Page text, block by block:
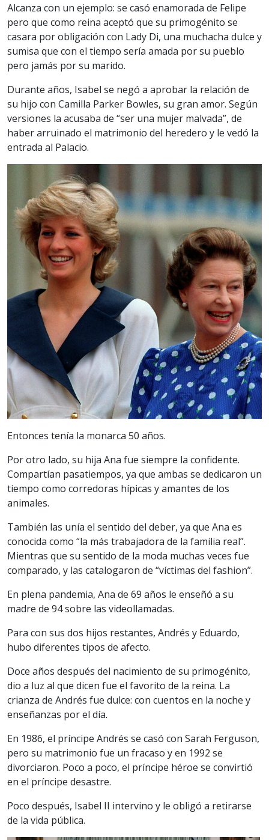
Alcanza con un ejemplo: se casó enamorada de Felipe
pero que como reina aceptó que su primogénito se
casara por obligación con Lady Di, una muchacha dulce y
sumisa que con el tiempo sería amada por su pueblo
pero jamás por su marido.
Durante años, Isabel se negó a aprobar la relación de
su hijo con Camilla Parker Bowles, su gran amor. Según
versiones la acusaba de “ser una mujer malvada”, de
haber arruinado el matrimonio del heredero y le vedó la
entrada al Palacio.
Entonces tenía la monarca 50 años.
Por otro lado, su hija Ana fue siempre la confidente.
Compartían pasatiempos, ya que ambas se dedicaron un
tiempo como corredoras hípicas y amantes de los
animales.
También las unía el sentido del deber, ya que Ana es
conocida como “la más trabajadora de la familia real”.
Mientras que su sentido de la moda muchas veces fue
comparado, y las catalogaron de “víctimas del fashion”.
En plena pandemia, Ana de 69 años le enseñó a su
madre de 94 sobre las videollamadas.
Para con sus dos hijos restantes, Andrés y Eduardo,
hubo diferentes tipos de afecto.
Doce años después del nacimiento de su primogénito,
dio a luz al que dicen fue el favorito de la reina. La
crianza de Andrés fue dulce: con cuentos en la noche y
enseñanzas por el día.
En 1986, el príncipe Andrés se casó con Sarah Ferguson,
pero su matrimonio fue un fracaso y en 1992 se
divorciaron. Poco a poco, el príncipe héroe se convirtió
en el príncipe desastre.
Poco después, Isabel II intervino y le obligó a retirarse
de la vida pública.